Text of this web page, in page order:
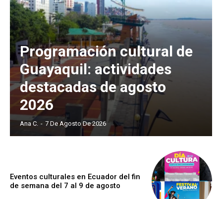
Programación cultural de
Guayaquil: actividades
destacadas de agosto
2026
Ana C. - 7 De Agosto De 2026
Eventos culturales en Ecuador del fin
de semana del 7 al 9 de agosto